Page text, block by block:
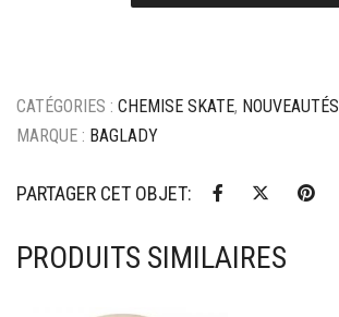
CATÉGORIES : CHEMISE SKATE, NOUVEAUTÉS
MARQUE : BAGLADY
PARTAGER CET OBJET:
PRODUITS SIMILAIRES